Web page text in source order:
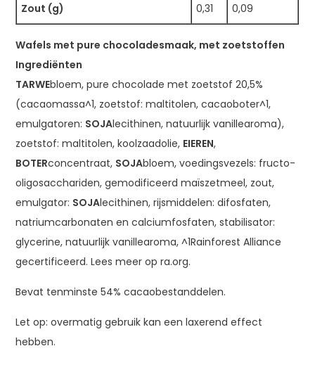
Zout (g) 0,31 0,09
Wafels met pure chocoladesmaak, met zoetstoffen
Ingrediënten
TARWEbloem, pure chocolade met zoetstof 20,5%
(cacaomassa^1, zoetstof: maltitolen, cacaoboter^1,
emulgatoren: SOJAlecithinen, natuurlijk vanillearoma),
zoetstof: maltitolen, koolzaadolie, EIEREN,
BOTERconcentraat, SOJAbloem, voedingsvezels: fructo-
oligosacchariden, gemodificeerd maïszetmeel, zout,
emulgator: SOJAlecithinen, rijsmiddelen: difosfaten,
natriumcarbonaten en calciumfosfaten, stabilisator:
glycerine, natuurlijk vanillearoma, ^1Rainforest Alliance
gecertificeerd. Lees meer op ra.org.
Bevat tenminste 54% cacaobestanddelen.
Let op: overmatig gebruik kan een laxerend effect
hebben.